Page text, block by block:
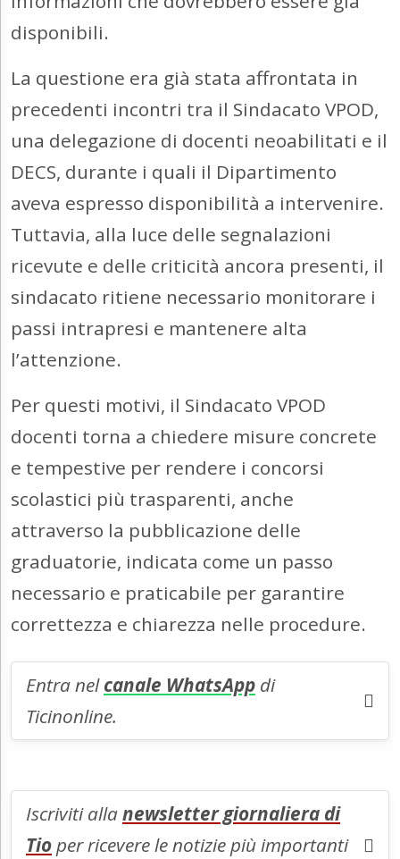
disponibili.
La questione era già stata affrontata in
precedenti incontri tra il Sindacato VPOD,
una delegazione di docenti neoabilitati e il
DECS, durante i quali il Dipartimento
aveva espresso disponibilità a intervenire.
Tuttavia, alla luce delle segnalazioni
ricevute e delle criticità ancora presenti, il
sindacato ritiene necessario monitorare i
passi intrapresi e mantenere alta
l’attenzione.
Per questi motivi, il Sindacato VPOD
docenti torna a chiedere misure concrete
e tempestive per rendere i concorsi
scolastici più trasparenti, anche
attraverso la pubblicazione delle
graduatorie, indicata come un passo
necessario e praticabile per garantire
correttezza e chiarezza nelle procedure.
Entra nelcanale WhatsApp di
Ticinonline.
Iscriviti allanewsletter giornaliera di
Tioper ricevere le notizie più importanti